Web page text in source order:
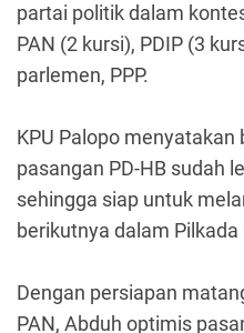
partai politik dalam
PAN (2 kursi), PDIP (3
parlemen, PPP.
KPU Palopo
pasangan PD-HB sudah
sehingga siap untuk
berikutnya dalam Pilkada
Dengan persiapan
PAN, Abduh optimis